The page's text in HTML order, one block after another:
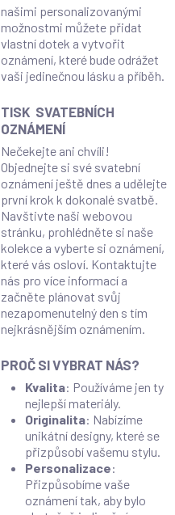
našimi personalizovanými
možnostmi můžete přidat
vlastní dotek a vytvořit
oznámení, které bude odrážet
vaši jedinečnou lásku a příběh.
TISK SVATEBNÍCH
OZNÁMENÍ
Nečekejte ani chvíli!
Objednejte si své svatební
oznámení ještě dnes a udělejte
první krok k dokonalé svatbě.
Navštivte naši webovou
stránku, prohlédněte si naše
kolekce a vyberte si oznámení,
které vás osloví. Kontaktujte
nás pro více informací a
začněte plánovat svůj
nezapomenutelný den s tím
nejkrásnějším oznámením.
PROČ SI VYBRAT NÁS?
Kvalita: Používáme jen ty
nejlepší materiály.
Originalita: Nabízíme
unikátní designy, které se
přizpůsobí vašemu stylu.
Personalizace:
Přizpůsobíme vaše
oznámení tak, aby bylo